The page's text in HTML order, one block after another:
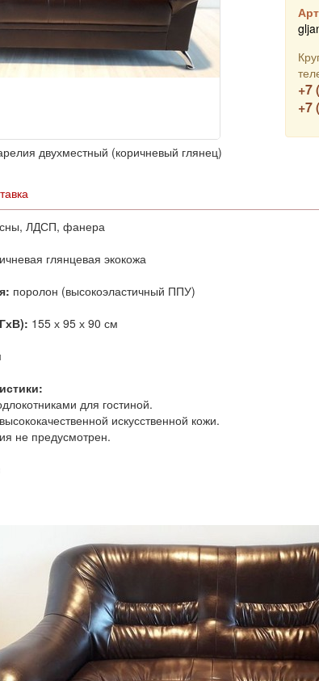
двухместный (коричневый глянец)
+7
+7
ЛДСП, фанера
глянцевая экокожа
поролон (высокоэластичный ППУ)
155 х 95 х 90 см
для гостиной.
искусственной кожи.
не предусмотрен.